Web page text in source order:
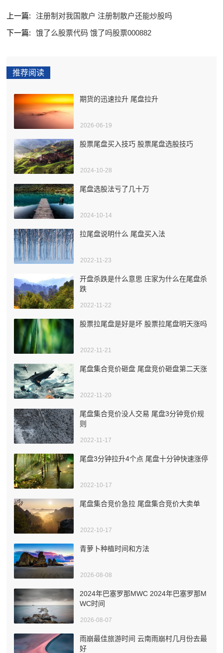
上一篇:
注册制对我国散户 注册制散户还能炒股吗
下一篇:
饿了么股票代码 饿了吗股票000882
推荐阅读
期货的迅速拉升 尾盘拉升
2026-06-19
股票尾盘买入技巧 股票尾盘选股技巧
2024-10-28
尾盘选股法亏了几十万
2024-10-14
拉尾盘说明什么 尾盘买入法
2022-11-23
开盘杀跌是什么意思 庄家为什么在尾盘杀
跌
2022-11-22
股票拉尾盘是好是坏 股票拉尾盘明天涨吗
2022-11-21
尾盘集合竞价砸盘 尾盘竞价砸盘第二天涨
2022-11-20
尾盘集合竞价没人交易 尾盘3分钟竞价规
则
2022-11-17
尾盘3分钟拉升4个点 尾盘十分钟快速涨停
2022-10-17
尾盘集合竞价急拉 尾盘集合竞价大卖单
2022-10-17
青萝卜种植时间和方法
2026-08-08
2024年巴塞罗那MWC 2024年巴塞罗那M
WC时间
2026-08-07
雨崩最佳旅游时间 云南雨崩村几月份去最
好